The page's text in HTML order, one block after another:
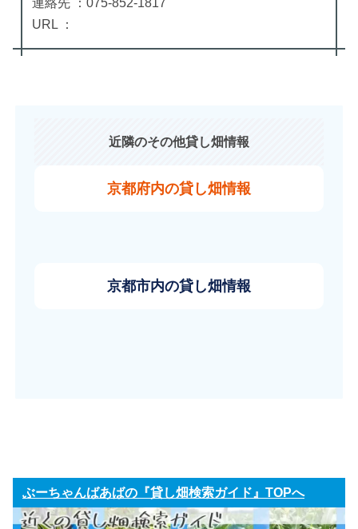
連絡先 ：075-852-1817
URL ：
近隣のその他貸し畑情報
京都府内の貸し畑情報
京都市内の貸し畑情報
ぶーちゃんばあばの『貸し畑検索ガイド』TOPへ